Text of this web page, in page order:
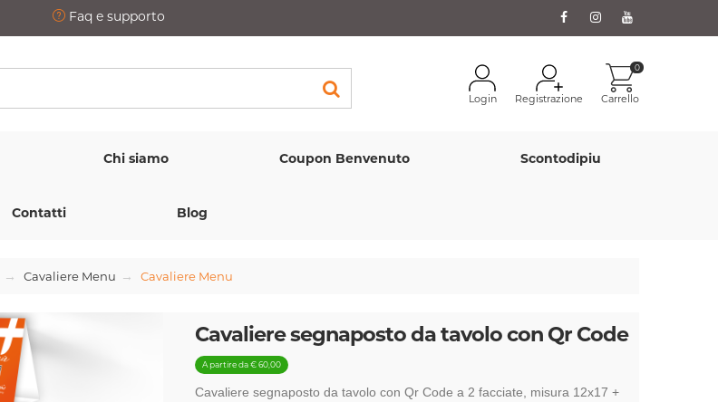
Faq e supporto
Login Registrazione Carrello
0
Chi siamo Coupon Benvenuto Scontodipiu
Contatti Blog
Cavaliere Menu Cavaliere Menu
Cavaliere segnaposto da tavolo con Qr Code
A partire da € 60,00
Cavaliere segnaposto da tavolo con Qr Code a 2 facciate, misura 12x17 +